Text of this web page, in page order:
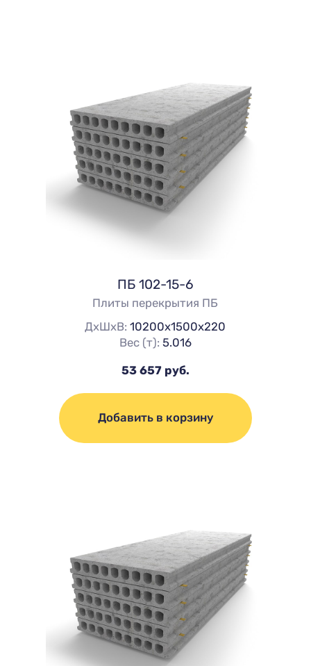
ПБ 102-15-6
Плиты перекрытия ПБ
ДхШхВ:10200х1500х220
Вес (т): 5.016
53 657 руб.
Добавить в корзину